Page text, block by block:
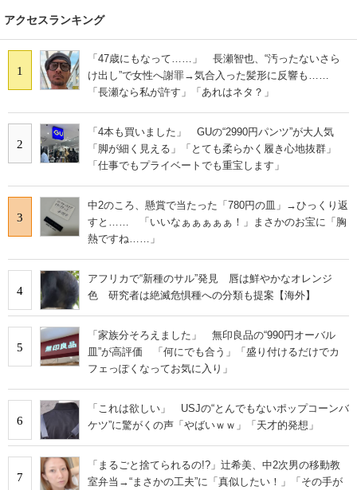
アクセスランキング
1
「47歳にもなって……」 長瀬智也、“汚ったないさら
け出し”で女性へ謝罪→気合入った髪形に反響も……
「長瀬なら私が許す」「あれはネタ？」
2
「4本も買いました」 GUの“2990円パンツ”が大人気
「脚が細く見える」「とても柔らかく履き心地抜群」
「仕事でもプライベートでも重宝します」
3
中2のころ、懸賞で当たった「780円の皿」→ひっくり返
すと…… 「いいなぁぁぁぁぁ！」まさかのお宝に「胸
熱ですね……」
4
アフリカで“新種のサル”発見 唇は鮮やかなオレンジ
色 研究者は絶滅危惧種への分類も提案【海外】
5
「家族分そろえました」 無印良品の“990円オーバル
皿”が高評価 「何にでも合う」「盛り付けるだけでカ
フェっぽくなってお気に入り」
6
「これは欲しい」 USJの“とんでもないポップコーンバ
ケツ”に驚がくの声「やばいｗｗ」「天才的発想」
7
「まるごと捨てられるの!?」辻希美、中2次男の移動教
室弁当→“まさかの工夫”に「真似したい！」「その手が